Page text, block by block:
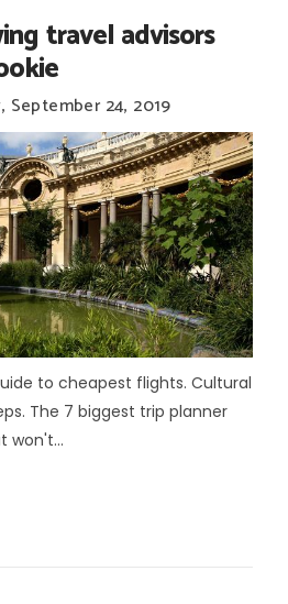
travel advisors
September 24, 2019
to cheapest flights. Cultural
The 7 biggest trip planner
won't...